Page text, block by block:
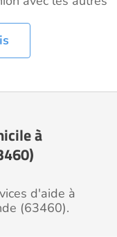
à
d'aide à
(63460).